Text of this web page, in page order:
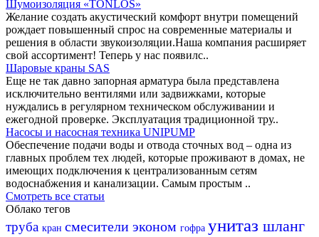
Шумоизоляция «TONLOS»
Желание создать акустический комфорт внутри помещений
рождает повышенный спрос на современные материалы и
решения в области звукоизоляции.Наша компания расширяет
свой ассортимент! Теперь у нас появилс..
Шаровые краны SAS
Еще не так давно запорная арматура была представлена
исключительно вентилями или задвижками, которые
нуждались в регулярном техническом обслуживании и
ежегодной проверке. Эксплуатация традиционной тру..
Насосы и насосная техника UNIPUMP
Обеспечение подачи воды и отвода сточных вод – одна из
главных проблем тех людей, которые проживают в домах, не
имеющих подключения к централизованным сетям
водоснабжения и канализации. Самым простым ..
Смотреть все статьи
Облако тегов
труба кран смесители эконом гофра унитаз шланг